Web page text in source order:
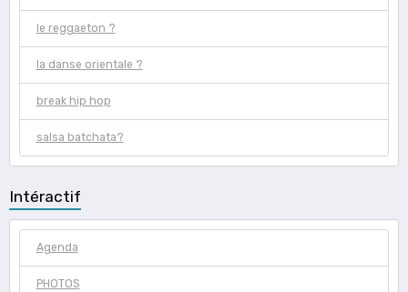
le reggaeton ?
la danse orientale ?
break hip hop
salsa batchata?
Intéractif
Agenda
PHOTOS